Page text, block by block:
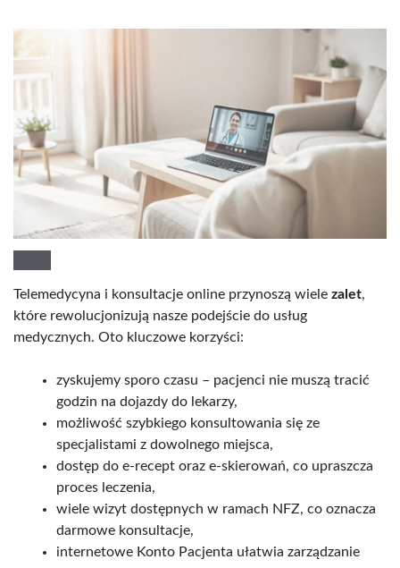
Telemedycyna i konsultacje online przynoszą wiele zalet,
które rewolucjonizują nasze podejście do usług
medycznych. Oto kluczowe korzyści:
zyskujemy sporo czasu – pacjenci nie muszą tracić
godzin na dojazdy do lekarzy,
możliwość szybkiego konsultowania się ze
specjalistami z dowolnego miejsca,
dostęp do e-recept oraz e-skierowań, co upraszcza
proces leczenia,
wiele wizyt dostępnych w ramach NFZ, co oznacza
darmowe konsultacje,
internetowe Konto Pacjenta ułatwia zarządzanie